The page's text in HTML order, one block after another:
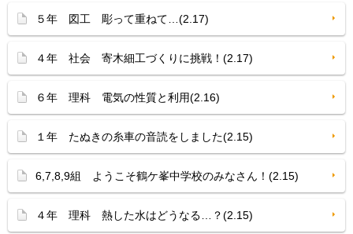
５年 図工 彫って重ねて…(2.17)
４年 社会 寄木細工づくりに挑戦！(2.17)
６年 理科 電気の性質と利用(2.16)
１年 たぬきの糸車の音読をしました(2.15)
6,7,8,9組 ようこそ鶴ケ峯中学校のみなさん！(2.15)
４年 理科 熱した水はどうなる…？(2.15)